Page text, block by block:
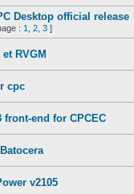
Desktop official release
: 1 2 3 ]
RVGM
cpc
front-end for CPCEC
v2105